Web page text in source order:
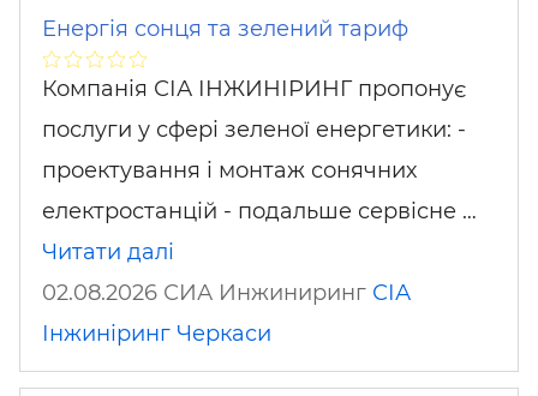
Енергія сонця та зелений тариф
Компанія СІА ІНЖИНІРИНГ пропонує
послуги у сфері зеленої енергетики: -
проектування і монтаж сонячних
електростанцій - подальше сервісне …
Читати далі
02.08.2026 СИА Инжиниринг СІА
Інжиніринг Черкаси